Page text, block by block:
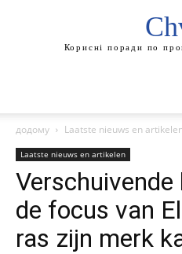
Корисні поради по
додому Laatste nieuws en
Laatste nieuws en artikelen
de focus van
ras zijn merk